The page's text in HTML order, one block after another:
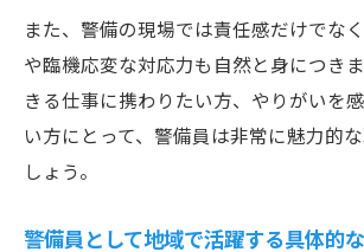
また、警備の現場では責任感だけでな
や臨機応変な対応力も自然と身につき
きる仕事に携わりたい方、やりがいを
い方にとって、警備員は非常に魅力的
しょう。
警備員として地域で活躍する具体的